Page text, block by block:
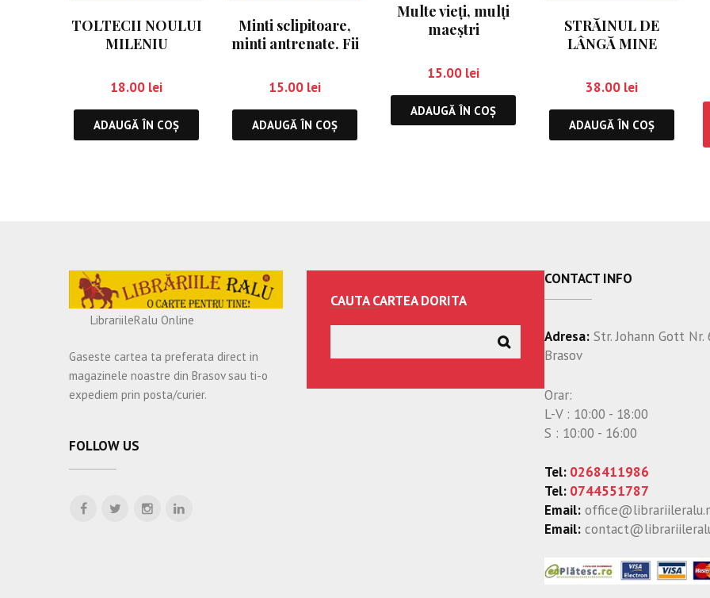
TOLTECII NOULUI
MILENIU
18.00 lei
ADAUGĂ ÎN COȘ
Minti sclipitoare,
minti antrenate. Fii
15.00 lei
ADAUGĂ ÎN COȘ
Multe vieţi, mulţi
maeştri
15.00 lei
ADAUGĂ ÎN COȘ
STRĂINUL DE
LÂNGĂ MINE
38.00 lei
ADAUGĂ ÎN COȘ
LibrariileRalu Online
Gaseste cartea ta preferata direct in
magazinele noastre din Brasov sau ti-o
expediem prin posta/curier.
FOLLOW US
CAUTA CARTEA DORITA
CONTACT INFO
Adresa: Str. Johann Gott Nr.
Brasov
Orar:
L-V : 10:00 - 18:00
S : 10:00 - 16:00
Tel: 0268411986
Tel: 0744551787
Email:
Email: